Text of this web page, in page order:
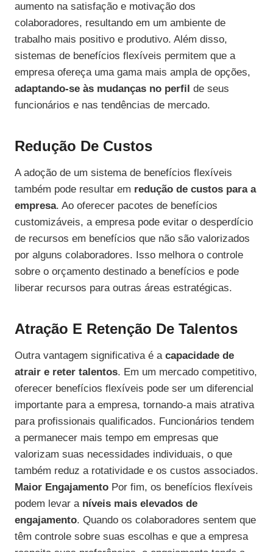
aumento na satisfação e motivação dos
colaboradores, resultando em um ambiente de
trabalho mais positivo e produtivo. Além disso,
sistemas de benefícios flexíveis permitem que a
empresa ofereça uma gama mais ampla de opções,
adaptando-se às mudanças no perfil de seus
funcionários e nas tendências de mercado.
Redução De Custos
A adoção de um sistema de benefícios flexíveis
também pode resultar em redução de custos para a
empresa. Ao oferecer pacotes de benefícios
customizáveis, a empresa pode evitar o desperdício
de recursos em benefícios que não são valorizados
por alguns colaboradores. Isso melhora o controle
sobre o orçamento destinado a benefícios e pode
liberar recursos para outras áreas estratégicas.
Atração E Retenção De Talentos
Outra vantagem significativa é a capacidade de
atrair e reter talentos. Em um mercado competitivo,
oferecer benefícios flexíveis pode ser um diferencial
importante para a empresa, tornando-a mais atrativa
para profissionais qualificados. Funcionários tendem
a permanecer mais tempo em empresas que
valorizam suas necessidades individuais, o que
também reduz a rotatividade e os custos associados.
Maior Engajamento Por fim, os benefícios flexíveis
podem levar a níveis mais elevados de
engajamento. Quando os colaboradores sentem que
têm controle sobre suas escolhas e que a empresa